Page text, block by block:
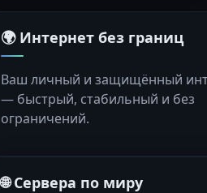
🌍 Интернет без границ
Ваш личный и защищённый
— быстрый, стабильный и без
ограничений.
🌐 Сервера по миру